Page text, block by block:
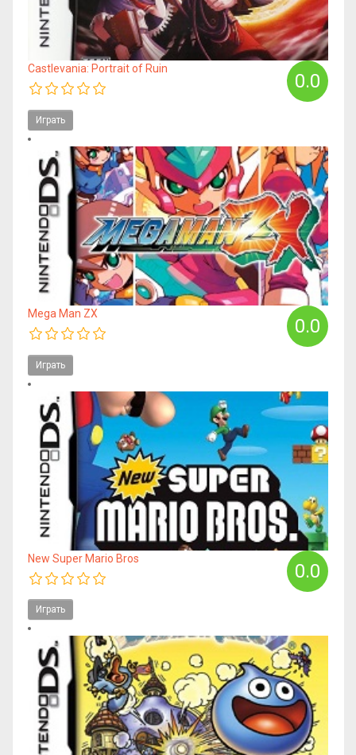
0.0
Castlevania: Portrait of Ruin
Играть
0.0
Mega Man ZX
Играть
0.0
New Super Mario Bros
Играть